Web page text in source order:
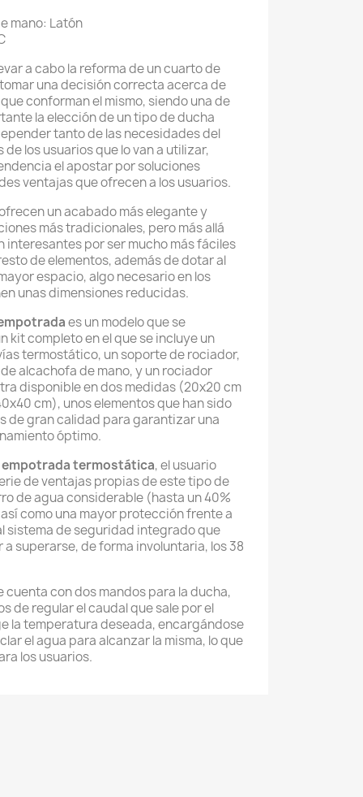
mano: Latón
a cabo la reforma de un cuarto de
una decisión correcta acerca de
conforman el mismo, siendo una de
la elección de un tipo de ducha
tanto de las necesidades del
los usuarios que lo van a utilizar,
el apostar por soluciones
ventajas que ofrecen a los usuarios.
un acabado más elegante y
más tradicionales, pero más allá
por ser mucho más fáciles
de elementos, además de dotar al
espacio, algo necesario en los
unas dimensiones reducidas.
es un modelo que se
kit completo en el que se incluye un
termostático, un soporte de rociador,
alcachofa de mano, y un rociador
disponible en dos medidas (20x20 cm
cm), unos elementos que han sido
de gran calidad para garantizar una
óptimo.
termostática, el usuario
de ventajas propias de este tipo de
de agua considerable (hasta un 40%
como una mayor protección frente a
sistema de seguridad integrado que
superarse, de forma involuntaria, los 38
cuenta con dos mandos para la ducha,
de regular el caudal que sale por el
la temperatura deseada, encargándose
el agua para alcanzar la misma, lo que
los usuarios.